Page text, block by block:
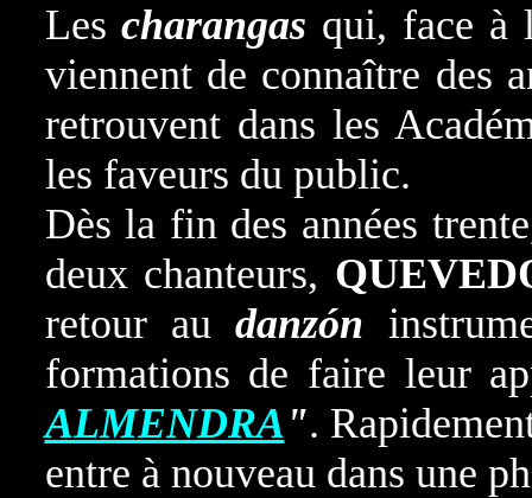
Lescharangas qui, face à
viennent de connaître des
retrouvent dans les
les faveurs du public.
Dès la fin des années
deux chanteurs,
retour audanzón
formations de faire leur
ALMENDRA".
entre à nouveau dans une